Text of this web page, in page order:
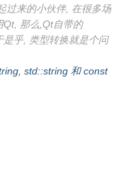
过来的小伙伴, 在很多场
Qt, 那么,Qt自带的
乎, 类型转换就是个问
std::string 和 const